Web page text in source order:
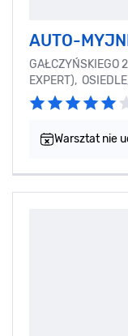
AUTO-
GAŁCZYŃSKIEGO
EXPERT),
Warsztat nie